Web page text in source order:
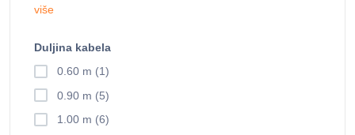
više
Duljina kabela
0.60 m (1)
0.90 m (5)
1.00 m (6)